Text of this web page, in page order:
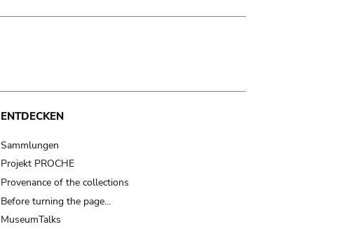
ENTDECKEN
Sammlungen
Projekt PROCHE
Provenance of the collections
Before turning the page…
MuseumTalks